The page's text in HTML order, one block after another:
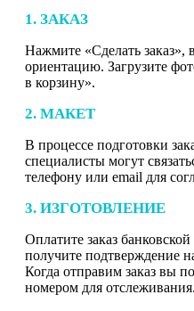
1. ЗАКАЗ
Нажмите «Сделать заказ»,
ориентацию. Загрузите
в корзину».
2. МАКЕТ
В процессе подготовки
специалисты могут
телефону или email для
3. ИЗГОТОВЛЕНИЕ
Оплатите заказ
получите подтверждение
Когда отправим заказ вы
номером для отслеживания.